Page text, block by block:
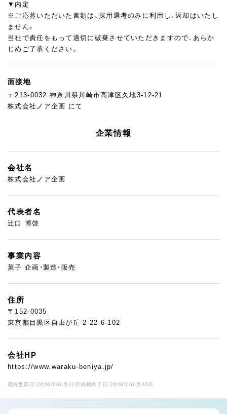
▼内定
※ご応募いただいた書類は、採用選考のみに利用し、返却はいたし
ません。
当社で責任をもって適切に破棄させていただきますので、あらか
じめご了承ください。
面接地
〒213-0032 神奈川県川崎市高津区久地3-12-21
株式会社ノア企画 にて
企業情報
会社名
株式会社ノア企画
代表者名
辻口 博啓
事業内容
菓子 企画・製造・販売
住所
〒152-0035
東京都目黒区自由が丘 2-22-6-102
会社HP
https://www.waraku-beniya.jp/
最終更新日：2026年07月17日 掲載終了日：2026年07月23日